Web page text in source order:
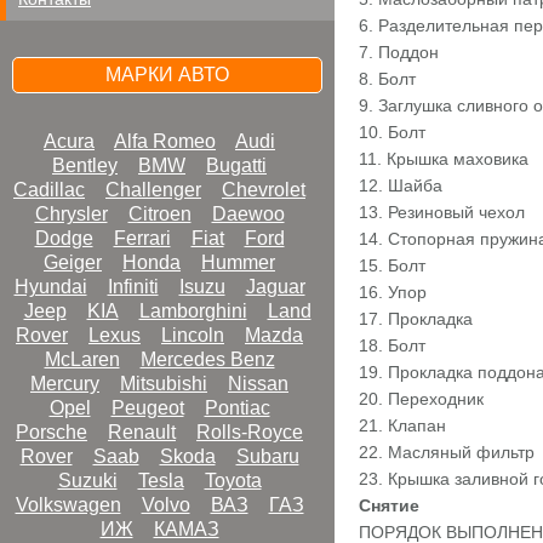
МАРКИ АВТО
Acura Alfa Romeo
Audi
Bentley
BMW
Bugatti
Cadillac
Challenger
Chevrolet
Chrysler
Citroen
Daewoo
Dodge
Ferrari Fiat
Ford
Geiger
Honda
Hummer
Hyundai
Infiniti Isuzu
Jaguar
Jeep
KIA Lamborghini
Land
Rover
Lexus Lincoln
Mazda
McLaren
Mercedes Benz
Mercury
Mitsubishi
Nissan
Opel
Peugeot
Pontiac
Porsche
Renault
Rolls-Royce
Rover
Saab Skoda
Subaru
Suzuki
Tesla
Toyota
Volkswagen
Volvo ВАЗ
ГАЗ
ИЖ
КАМАЗ
6. Разделительная
7. Поддон
8. Болт
9. Заглушка сливного
10. Болт
11. Крышка маховика
12. Шайба
13. Резиновый чехол
14. Стопорная
15. Болт
16. Упор
17. Прокладка
18. Болт
19. Прокладка поддона
20. Переходник
21. Клапан
22. Масляный фильтр
23. Крышка заливной
Снятие
ПОРЯДОК